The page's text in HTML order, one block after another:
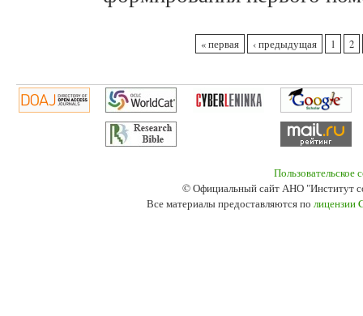
« первая ‹ предыдущая 1 2
Пользовательское
© Официальный сайт АНО "Институт
Все материалы предоставляются по лицензии